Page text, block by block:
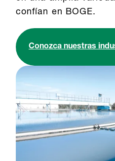
confían en BOGE.
Conozca nuestras